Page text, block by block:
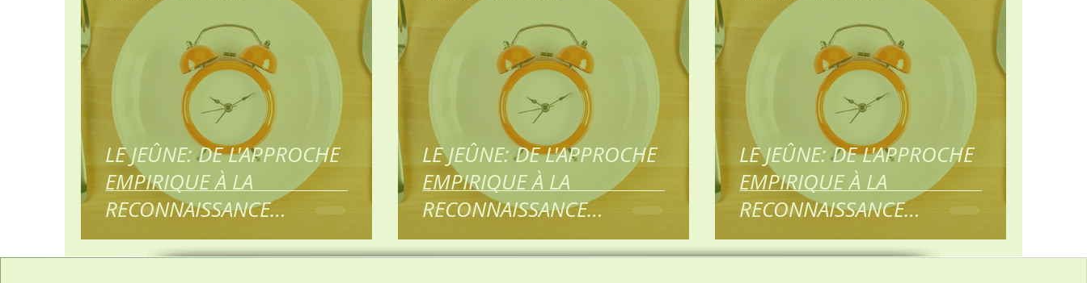
LE JEÛNE: DE L'APPROCHE
EMPIRIQUE À LA
RECONNAISSANCE
SCIENTIFIQUE 3ème partie: Les
signes de l
LE JEÛNE: DE L'APPROCHE
EMPIRIQUE À LA
RECONNAISSANCE
SCIENTIFIQUE 2ème partie: Le
jeûne favori
LE JEÛNE: DE L'APPROCHE
EMPIRIQUE À LA
RECONNAISSANCE
SCIENTIFIQUE 1ère partie:
Introduction